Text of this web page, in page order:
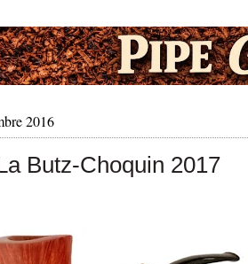
2016
Butz-Choquin 2017